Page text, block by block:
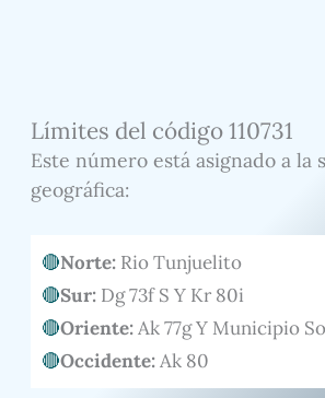
Límites del código 110731
Este número está asignado a la
geográfica:
Norte:Rio Tunjuelito
Sur: Dg 73f S Y Kr 80i
Oriente:Ak 77g Y Municipio
Occidente:Ak 80